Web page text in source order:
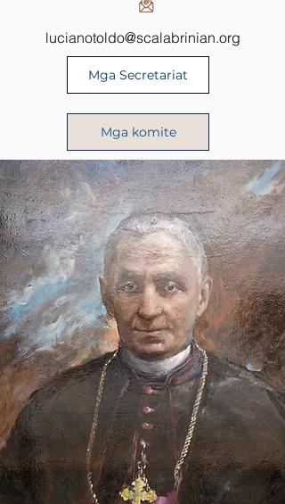
lucianotoldo@scalabrinian.org
Mga Secretariat
Mga komite